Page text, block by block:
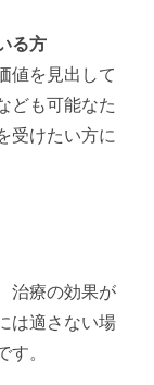
る方
値を見出して
ども可能なた
受けたい方に
治療の効果が
は適さない場
。